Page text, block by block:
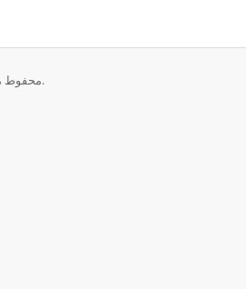
تمامی حقوق برای © 2026 Logical Hosting. محفوط می باشد.